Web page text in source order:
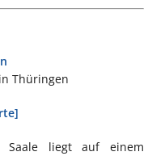
Thüringen
Saale liegt auf einem